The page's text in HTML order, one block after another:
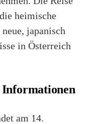
heimische
japanisch
in Österreich
am 14.